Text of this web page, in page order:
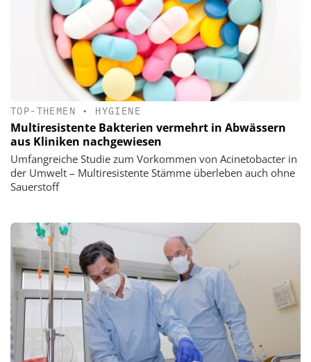
TOP-THEMEN • HYGIENE
Multiresistente Bakterien vermehrt in Abwässern
aus Kliniken nachgewiesen
Umfangreiche Studie zum Vorkommen von Acinetobacter in
der Umwelt – Multiresistente Stämme überleben auch ohne
Sauerstoff